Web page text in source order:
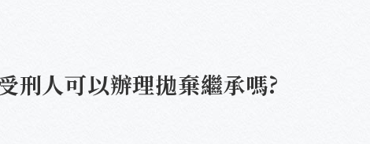
刑人可以辦理拋棄繼承嗎?